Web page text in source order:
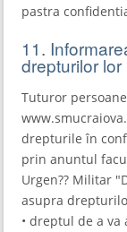
pastra
11.
drepturilor lor
Tuturor
drepturile în
prin anuntul
Urgen?? Militar
asupra
• dreptul de a